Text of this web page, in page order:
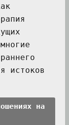
истоков
на